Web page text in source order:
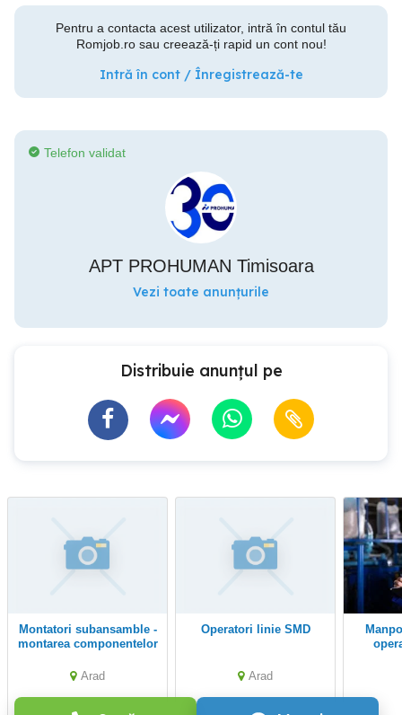
Pentru a contacta acest utilizator, intră în contul tău
Romjob.ro sau creează-ți rapid un cont nou!
Intră în cont / Înregistrează-te
Telefon validat
APT PROHUMAN Timisoara
Vezi toate anunțurile
Distribuie anunțul pe
Montatori subansamble -
montarea componentelor
Arad
Operatori linie SMD
Arad
Manpower angajeaza